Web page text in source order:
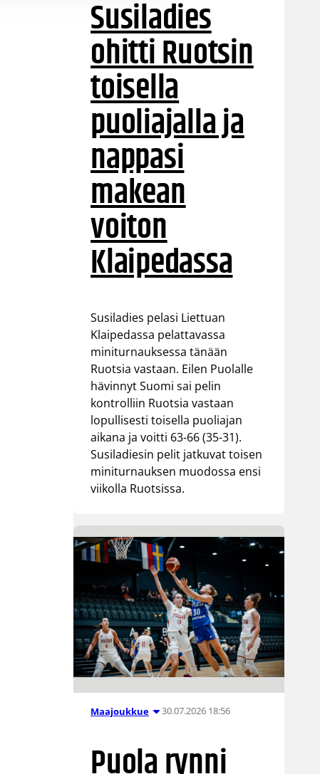
Susiladies
ohitti Ruotsin
toisella
puoliajalla ja
nappasi
makean
voiton
Klaipedassa
Susiladies pelasi Liettuan
Klaipedassa pelattavassa
miniturnauksessa tänään
Ruotsia vastaan. Eilen Puolalle
hävinnyt Suomi sai pelin
kontrolliin Ruotsia vastaan
lopullisesti toisella puoliajan
aikana ja voitti 63-66 (35-31).
Susiladiesin pelit jatkuvat toisen
miniturnauksen muodossa ensi
viikolla Ruotsissa.
Maajoukkue 30.07.2026 18:56